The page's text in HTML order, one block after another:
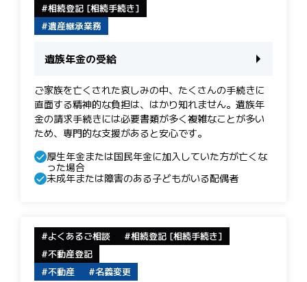
相続登記 [相続手続き]
遺産継承業務
遺族年金の受給
ご家族を亡くされた哀しみの中、たくさんの手続きに
直面する精神的な負担は、はかり知れません。遺族年
金の請求手続きには必要書類が多く複雑なことが多い
ため、専門的な支援があると安心です。
厚生年金または国民年金に加入していた方が亡くな
った場合
未成年または障害のある子どもがいる配偶者
よくあるご相談
相続登記 [相続手続き]
不動産登記
不動産
名義変更